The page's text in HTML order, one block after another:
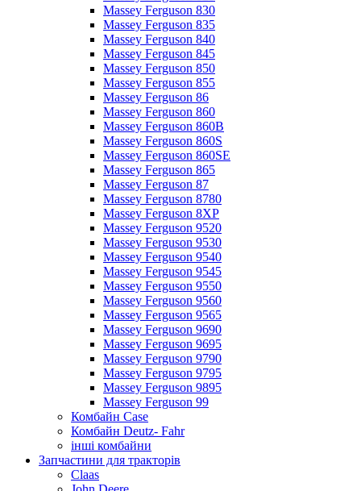
Massey Ferguson 830
Massey Ferguson 835
Massey Ferguson 840
Massey Ferguson 845
Massey Ferguson 850
Massey Ferguson 855
Massey Ferguson 86
Massey Ferguson 860
Massey Ferguson 860B
Massey Ferguson 860S
Massey Ferguson 860SE
Massey Ferguson 865
Massey Ferguson 87
Massey Ferguson 8780
Massey Ferguson 8XP
Massey Ferguson 9520
Massey Ferguson 9530
Massey Ferguson 9540
Massey Ferguson 9545
Massey Ferguson 9550
Massey Ferguson 9560
Massey Ferguson 9565
Massey Ferguson 9690
Massey Ferguson 9695
Massey Ferguson 9790
Massey Ferguson 9795
Massey Ferguson 9895
Massey Ferguson 99
Комбайн Case
Комбайн Deutz- Fahr
інші комбайни
Запчастини для тракторів
Claas